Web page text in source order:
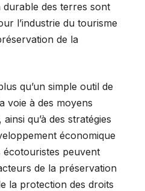
des terres sont
l’industrie du tourisme
de la
qu’un simple outil de
voie à des moyens
qu’à des stratégies
économique
peuvent
de la préservation
la protection des droits